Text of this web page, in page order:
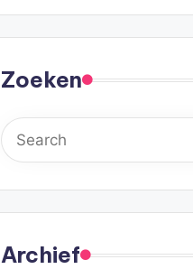
Zoeken
Archief